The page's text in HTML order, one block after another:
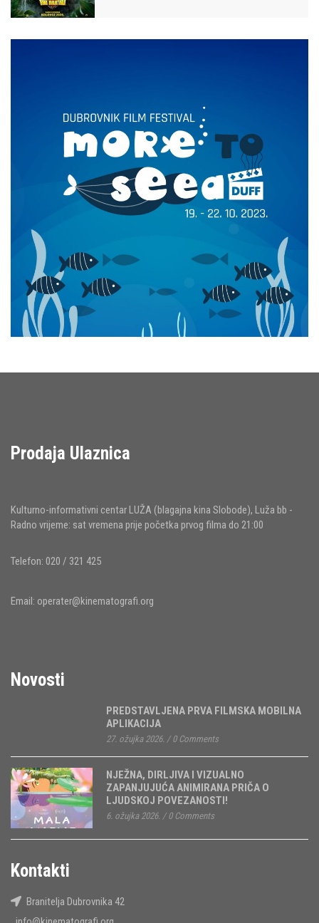
Prodaja Ulaznica
Kulturno-informativni centar LUŽA (blagajna kina Slobode), Luža bb -
Radno vrijeme: sat vremena prije početka prvog filma do 21:00
Telefon: 020 / 321 425
Email: operater@kinematografi.org
Novosti
PREDSTAVLJENA PRVA FILMSKA MOBILNA
APLIKACIJA
27. ožujka 2026. / 0 Comments
NJEŽNA, DIRLJIVA I VIZUALNO
ZAPANJUJUĆA ANIMIRANA PRIČA O
LJUDSKOJ POVEZANOSTI!
6. ožujka 2026. / 0 Comments
Kontakti
Branitelja Dubrovnika 42